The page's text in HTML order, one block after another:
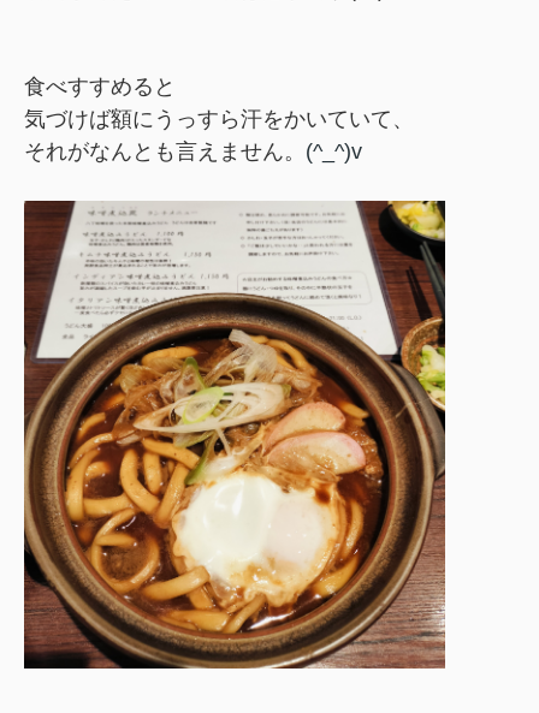
食べすすめると
気づけば額にうっすら汗をかいていて、
それがなんとも言えません。 (^_^)v